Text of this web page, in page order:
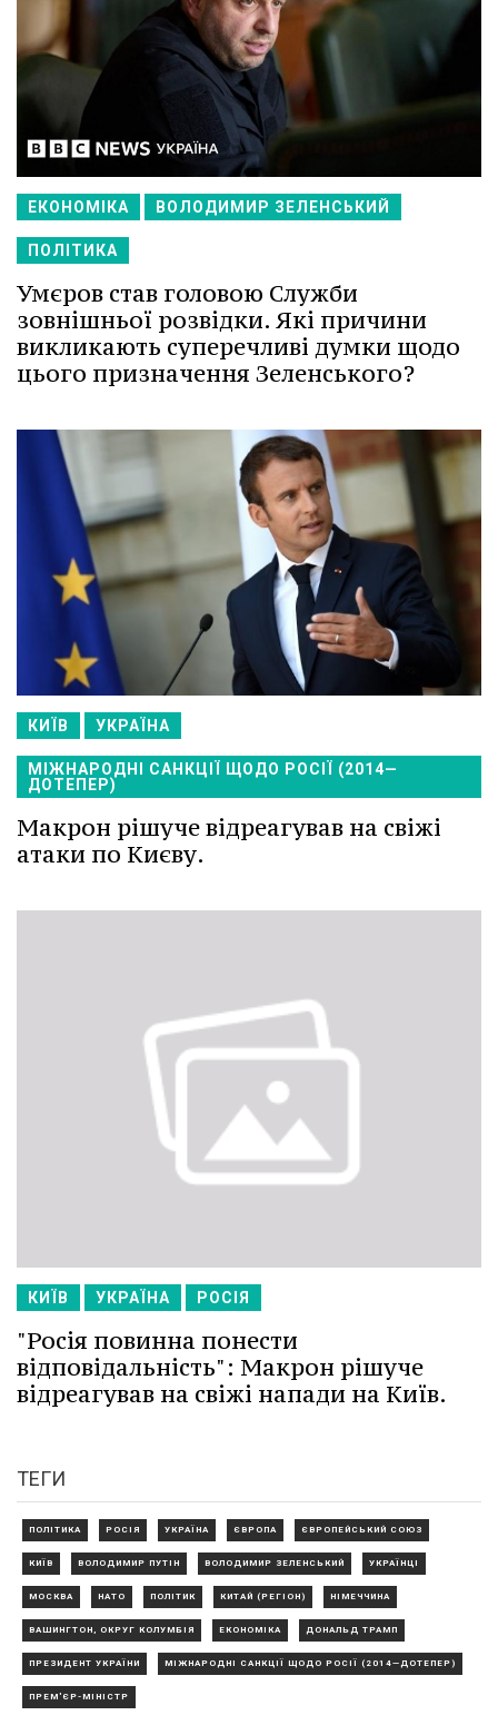
ЕКОНОМІКА ВОЛОДИМИР ЗЕЛЕНСЬКИЙ
ПОЛІТИКА
Умєров став головою Служби
зовнішньої розвідки. Які причини
викликають суперечливі думки щодо
цього призначення Зеленського?
КИЇВ УКРАЇНА
МІЖНАРОДНІ САНКЦІЇ ЩОДО РОСІЇ (2014—
ДОТЕПЕР)
Макрон рішуче відреагував на свіжі
атаки по Києву.
КИЇВ УКРАЇНА РОСІЯ
"Росія повинна понести
відповідальність": Макрон рішуче
відреагував на свіжі напади на Київ.
ТЕГИ
ПОЛІТИКА РОСІЯ УКРАЇНА ЄВРОПА ЄВРОПЕЙСЬКИЙ СОЮЗ
КИЇВ ВОЛОДИМИР ПУТІН ВОЛОДИМИР ЗЕЛЕНСЬКИЙ УКРАЇНЦІ
МОСКВА НАТО ПОЛІТИК КИТАЙ (РЕГІОН) НІМЕЧЧИНА
ВАШИНГТОН, ОКРУГ КОЛУМБІЯ ЕКОНОМІКА ДОНАЛЬД ТРАМП
ПРЕЗИДЕНТ УКРАЇНИ МІЖНАРОДНІ САНКЦІЇ ЩОДО РОСІЇ (2014—ДОТЕПЕР)
ПРЕМ'ЄР-МІНІСТР